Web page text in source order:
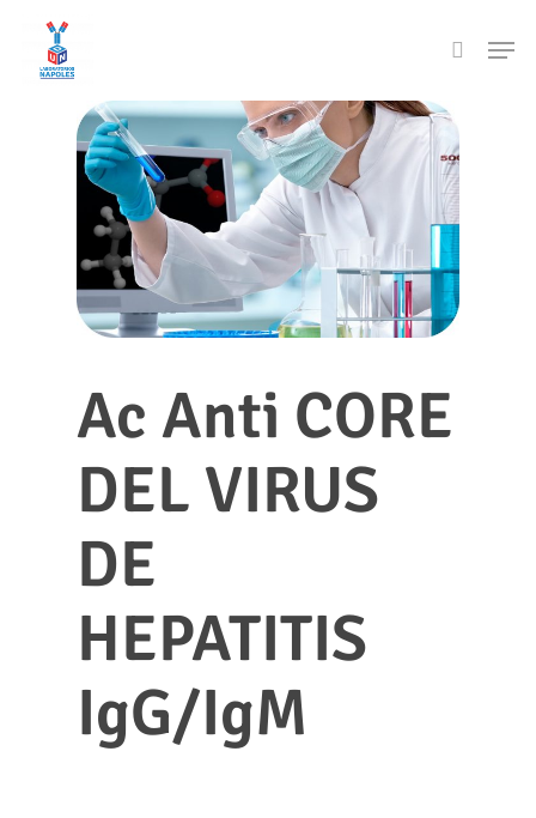
search
Ac Anti CORE
DEL VIRUS
DE
HEPATITIS
IgG/IgM